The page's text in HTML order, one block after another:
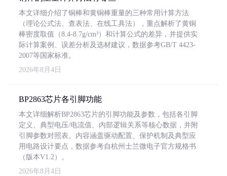
本文详细介绍了铜棒和黄铜棒重量的三种常用计算方法
（理论公式法、查表法、在线工具法），重点解析了黄铜
棒密度取值（8.4-8.7g/cm³）和计算公式的差异，并提供实
际计算案例、误差分析及选材建议，数据参考GB/T 4423-
2007等国家标准。
2026年8月4日
BP2863芯片各引脚功能
本文详细解析BP2863芯片的引脚功能及参数，包括各引脚
定义、典型电压/电流值、内部逻辑关系等核心数据，并附
引脚参数对照表。内容涵盖驱动配置、保护机制及典型应
用电路设计要点，数据参考自杭州士兰微电子官方规格书
（版本V1.2）。
2026年8月4日